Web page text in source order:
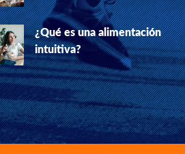
¿Qué es una alimentación
intuitiva?